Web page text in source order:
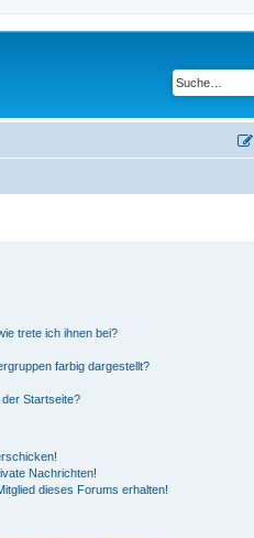
trete ich ihnen bei?
farbig dargestellt?
der Startseite?
Nachrichten!
dieses Forums erhalten!